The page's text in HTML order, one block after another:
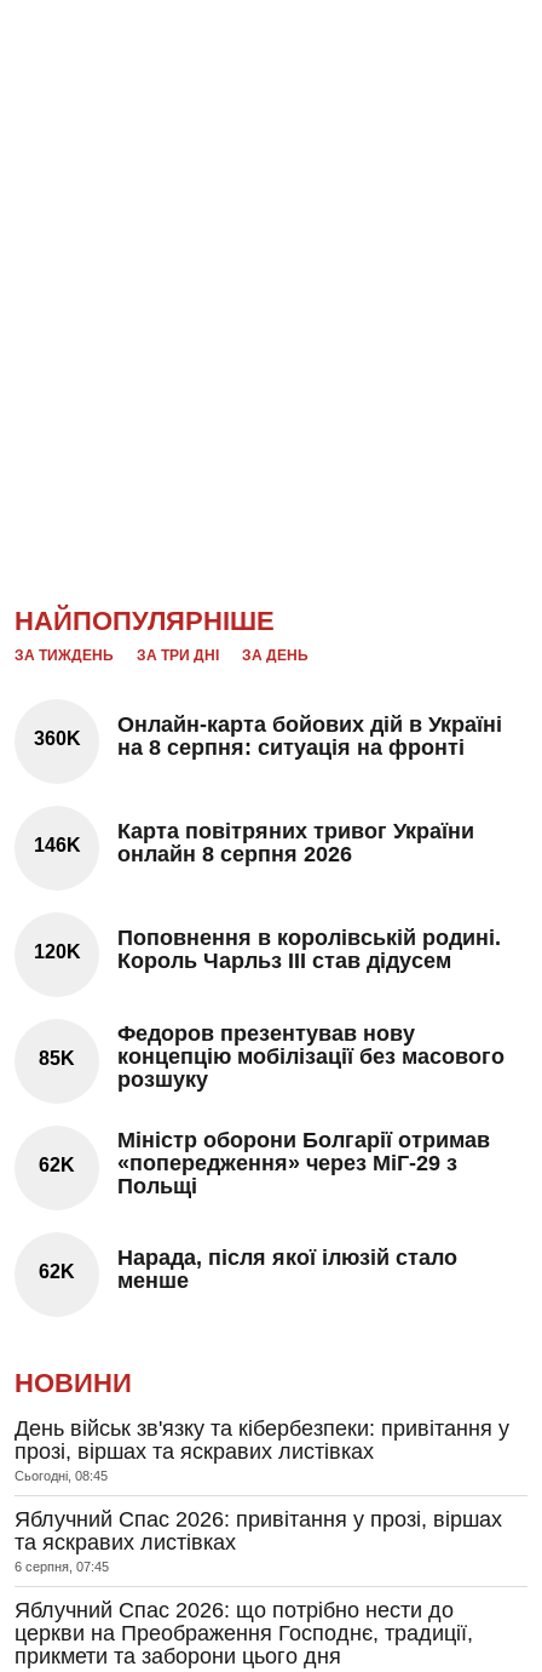
НАЙПОПУЛЯРНІШЕ
ЗА ТИЖДЕНЬ ЗА ТРИ ДНІ ЗА ДЕНЬ
360K
Онлайн-карта бойових дій в Україні
на 8 серпня: ситуація на фронті
146K
Карта повітряних тривог України
онлайн 8 серпня 2026
120K
Поповнення в королівській родині.
Король Чарльз III став дідусем
85K
Федоров презентував нову
концепцію мобілізації без масового
розшуку
62K
Міністр оборони Болгарії отримав
«попередження» через МіГ-29 з
Польщі
62K
Нарада, після якої ілюзій стало
менше
НОВИНИ
День військ зв'язку та кібербезпеки: привітання у
прозі, віршах та яскравих листівках
Сьогодні, 08:45
Яблучний Спас 2026: привітання у прозі, віршах
та яскравих листівках
6 серпня, 07:45
Яблучний Спас 2026: що потрібно нести до
церкви на Преображення Господнє, традиції,
прикмети та заборони цього дня